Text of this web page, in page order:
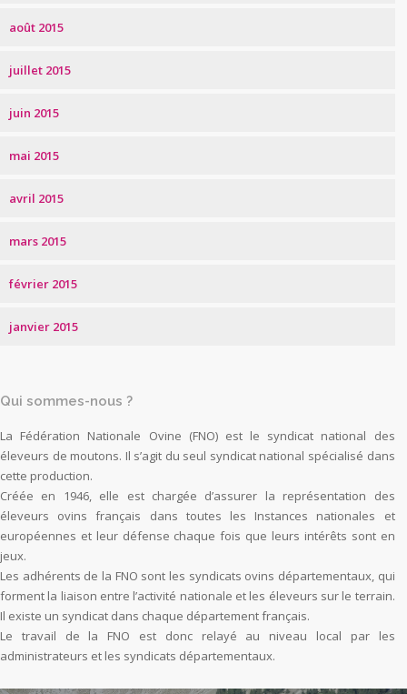
août 2015
juillet 2015
juin 2015
mai 2015
avril 2015
mars 2015
février 2015
janvier 2015
Qui sommes-nous ?
La Fédération Nationale Ovine (FNO) est le syndicat national des
éleveurs de moutons. Il s’agit du seul syndicat national spécialisé dans
cette production.
Créée en 1946, elle est chargée d’assurer la représentation des
éleveurs ovins français dans toutes les Instances nationales et
européennes et leur défense chaque fois que leurs intérêts sont en
jeux.
Les adhérents de la FNO sont les syndicats ovins départementaux, qui
forment la liaison entre l’activité nationale et les éleveurs sur le terrain.
Il existe un syndicat dans chaque département français.
Le travail de la FNO est donc relayé au niveau local par les
administrateurs et les syndicats départementaux.